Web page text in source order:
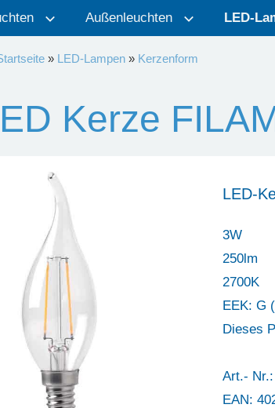
Außenleuchten LED-
» LED-Lampen » Kerzenform
Kerze
LED-
3W
250lm
2700K
EEK: G
Dieses
Art.-
EAN: